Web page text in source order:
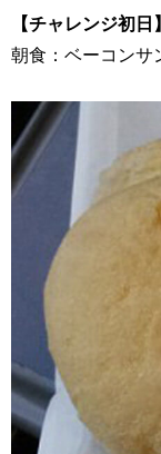
【チャレンジ初日】
朝食：ベーコンサ